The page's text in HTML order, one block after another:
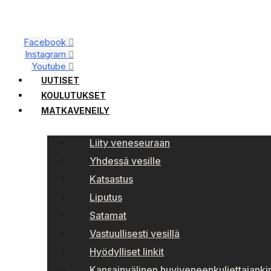
Facebook
Instagram
Youtube
UUTISET
KOULUTUKSET
MATKAVENEILY
Liity veneseuraan
Yhdessä vesille
Katsastus
Liputus
Satamat
Vastuullisesti vesillä
Hyödylliset linkit